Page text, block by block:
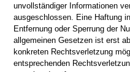
unvollständiger Informationen
ausgeschlossen. Eine Haftung
Entfernung oder Sperrung der
allgemeinen Gesetzen isterst
konkreten Rechtsverletzung
entsprechenden